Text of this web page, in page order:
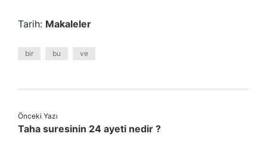
Tarih: Makaleler
bir bu ve
Önceki Yazı
Taha suresinin 24 ayeti nedir ?